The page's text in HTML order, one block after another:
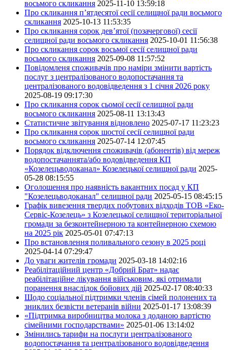
восьмого скликання 2025-11-10 13:59:18
Про скликання п’ятдесятої сесії селищної ради восьмого
скликання 2025-10-13 11:53:35
Про скликання сорок дев’ятої (позачергової) сесії
селищної ради восьмого скликання 2025-10-01 11:56:38
Про скликання сорок восьмої сесії селищної ради
восьмого скликання 2025-09-08 11:57:52
Повідомленя споживачів про наміри змінити вартість
послуг з централізованого водопостачання та
централізованого водовідведення з 1 січня 2026 року
2025-08-19 09:17:30
Про скликання сорок сьомої сесії селищної ради
восьмого скликання 2025-08-11 13:13:43
Статистичне звітування відновлено 2025-07-17 11:23:23
Про скликання сорок шостої сесії селищної ради
восьмого скликання 2025-07-14 12:07:45
Порядок відключення споживачів (абонентів) від мереж
водопостачаннята/або водовідведення КП
«Козелецьводоканал» Козелецької селищної ради 2025-
05-28 08:15:55
Оголошення про наявність вакантних посад у КП
"Козелецьводоканал" селищної ради 2025-05-15 08:45:15
Графік вивезення твердих побутових відходів ТОВ «Еко-
Сервіс-Козелець» з Козелецької селищної територіальної
громади за безконтейнерною та контейнерною схемою
на 2025 рік 2025-05-01 07:47:13
Про встановлення поливального сезону в 2025 році
2025-04-14 07:29:47
До уваги жителів громади 2025-03-18 14:02:16
Реабілітаційний центр «Добрий Брат» надає
реабілітаційне лікування військовим, які отримали
поранення внаслідок бойових дій 2025-02-17 08:40:33
Щодо соціальної підтримки членів сімей полонених та
зниклих безвісти ветеранів війни 2025-01-17 13:08:39
«Підтримка виробництва молока з доданою вартістю
сімейними господарствами» 2025-01-06 13:14:02
Змінились тарифи на послуги централізованого
водопостачання та централізованого водовідведення